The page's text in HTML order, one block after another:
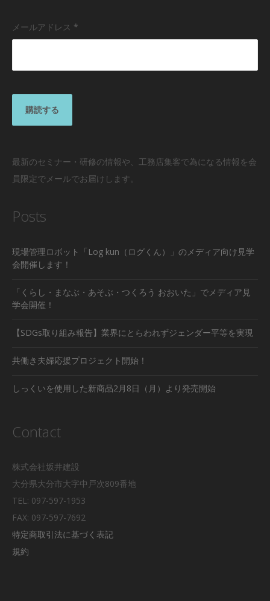
メールアドレス *
最新のセミナー・研修の情報や、工務店集客で為になる情報を会
員限定でメールでお届けします。
Posts
現場管理ロボット「Log kun（ログくん）」のメディア向け見学
会開催します！
「くらし・まなぶ・あそぶ・つくろう おおいた」でメディア見
学会開催！
【SDGs取り組み報告】業界にとらわれずジェンダー平等を実現
共働き夫婦応援プロジェクト開始！
しっくいを使用した新商品2月8日（月）より発売開始
Contact
株式会社坂井建設
大分県大分市大字中戸次809番地
TEL: 097-597-1953
FAX: 097-597-7692
特定商取引法に基づく表記
規約